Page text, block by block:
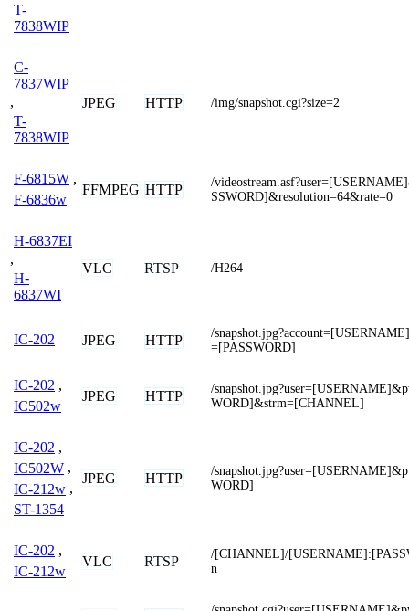
T-
7838WIP
C-
7837WIP
,
T-
7838WIP
JPEG HTTP /img/snapshot.cgi?size=2
F-6815W ,
F-6836w
FFMPEG HTTP
/
SSWORD]&resolution=64&rate=0
H-6837EI
,
H-
6837WI
VLC RTSP /H264
IC-202 JPEG HTTP
/
=[PASSWORD]
IC-202 ,
IC502w
JPEG HTTP
/
WORD]&strm=[CHANNEL]
IC-202 ,
IC502W ,
IC-212w ,
ST-1354
JPEG HTTP
/
WORD]
IC-202 ,
IC-212w
VLC RTSP
/[CHANNEL]/
n